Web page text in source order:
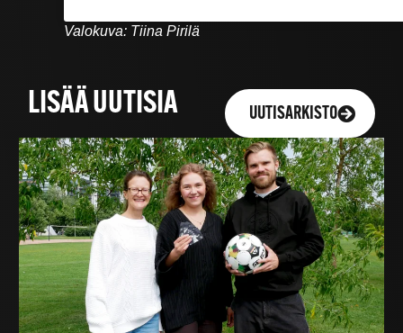
Valokuva: Tiina Pirilä
LISÄÄ UUTISIA UUTISARKISTO